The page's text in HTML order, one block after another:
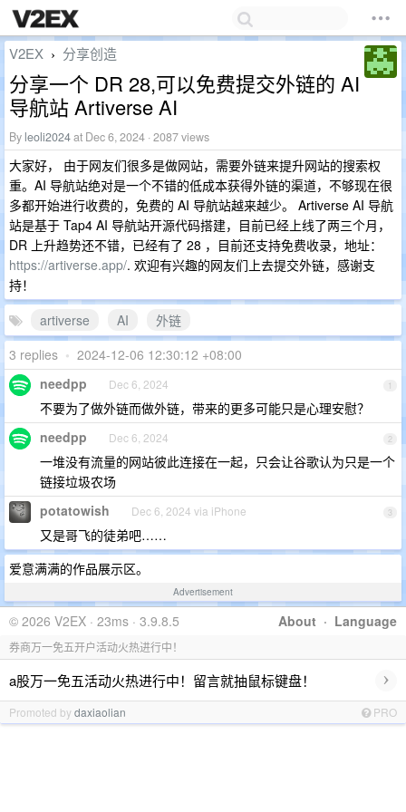
V2EX › 分享创造
分享一个 DR 28,可以免费提交外链的 AI
导航站 Artiverse AI
By leoli2024at Dec 6, 2024 · 2087 views
大家好， 由于网友们很多是做网站，需要外链来提升网站的搜索权
重。AI 导航站绝对是一个不错的低成本获得外链的渠道，不够现在很
多都开始进行收费的，免费的 AI 导航站越来越少。 Artiverse AI 导航
站是基于 Tap4 AI 导航站开源代码搭建，目前已经上线了两三个月，
DR 上升趋势还不错，已经有了 28 ，目前还支持免费收录，地址：
https://artiverse.app/. 欢迎有兴趣的网友们上去提交外链，感谢支
持！
artiverse
AI
外链
3 replies • 2024-12-06 12:30:12 +08:00
1
needpp Dec 6, 2024
不要为了做外链而做外链，带来的更多可能只是心理安慰？
2
needpp Dec 6, 2024
一堆没有流量的网站彼此连接在一起，只会让谷歌认为只是一个
链接垃圾农场
3
potatowish Dec 6, 2024 via iPhone
又是哥飞的徒弟吧……
爱意满满的作品展示区。
Advertisement
About · Language
© 2026 V2EX · 23ms · 3.9.8.5
券商万一免五开户活动火热进行中！
a股万一免五活动火热进行中！留言就抽鼠标键盘！ ›
Promoted bydaxiaolian PRO